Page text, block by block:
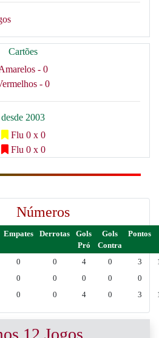
Cartões
- 0
- 0
desde 2003
Flu 0 x 0
Flu 0 x 0
Números
Empates Derrotas
Gols
Pró
Gols
Contra
Pontos
0 0 4 0 3
0 0 0 0
0
0 0 4 0 3
12 Jogos